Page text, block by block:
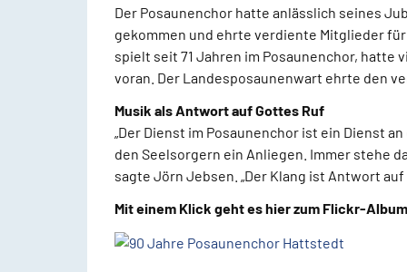
Der Posaunenchor hatte anlässlich seines
gekommen und ehrte verdiente Mitglieder
spielt seit 71 Jahren im Posaunenchor,
voran. Der Landesposaunenwart ehrte den
Musik als Antwort auf Gottes Ruf
„Der Dienst im Posaunenchor ist ein Dienst
den Seelsorgern ein Anliegen. Immer stehe
sagte Jörn Jebsen. „Der Klang ist Antwort
Mit einem Klick geht es hier zum Flickr-